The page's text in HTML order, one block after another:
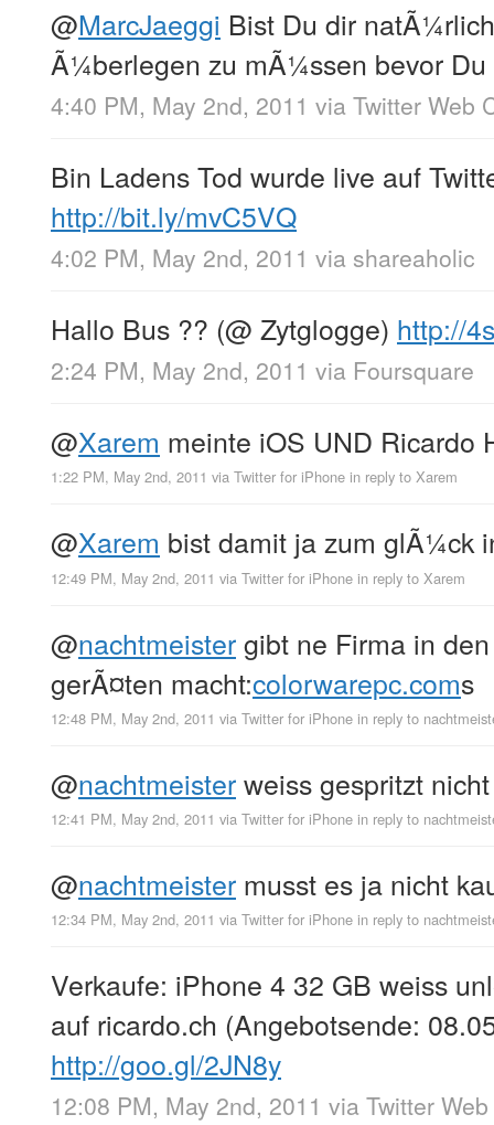
@MarcJaeggi Bist Du dir
Ã¼berlegen zu mÃ¼ssen bevor Du
4:40 PM, May 2nd, 2011 via Twitter Web
Bin Ladens Tod wurde live auf
http://bit.ly/mvC5VQ
4:02 PM, May 2nd, 2011 via shareaholic
Hallo Bus ?? (@ Zytglogge) http://
2:24 PM, May 2nd, 2011 via Foursquare
@Xarem meinte iOS UND Ricardo
1:22 PM, May 2nd, 2011 via Twitter for iPhone in reply to Xarem
@Xarem bist damit ja zum glÃ¼ck
12:49 PM, May 2nd, 2011 via Twitter for iPhone in reply to Xarem
@nachtmeistergibt ne Firma in
gerÃ¤ten macht:colorwarepc.coms
12:48 PM, May 2nd, 2011 via Twitter for iPhone in reply to
@nachtmeisterweiss gespritzt
12:41 PM, May 2nd, 2011 via Twitter for iPhone in reply to
@nachtmeister musst es ja nicht
12:34 PM, May 2nd, 2011 via Twitter for iPhone in reply to
Verkaufe: iPhone 4 32 GB weiss
auf ricardo.ch (Angebotsende:
http://goo.gl/2JN8y
12:08 PM, May 2nd, 2011 via Twitter